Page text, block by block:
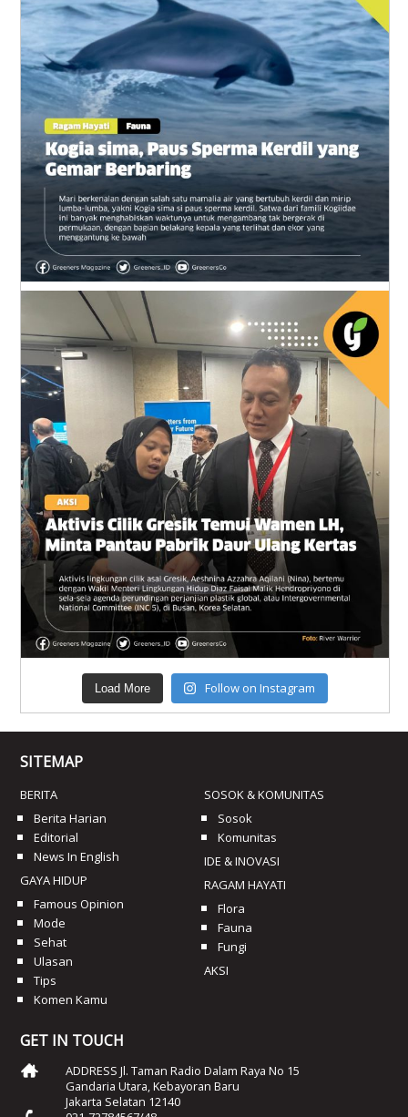
Load More Follow on Instagram
SITEMAP
BERITA
Berita Harian
Editorial
News In English
GAYA HIDUP
Famous Opinion
Mode
Sehat
Ulasan
Tips
Komen Kamu
SOSOK & KOMUNITAS
Sosok
Komunitas
IDE & INOVASI
RAGAM HAYATI
Flora
Fauna
Fungi
AKSI
GET IN TOUCH
ADDRESS Jl. Taman Radio Dalam Raya No 15
Gandaria Utara, Kebayoran Baru
Jakarta Selatan 12140